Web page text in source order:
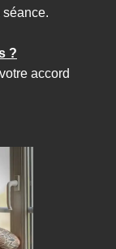
séance.
?
accord